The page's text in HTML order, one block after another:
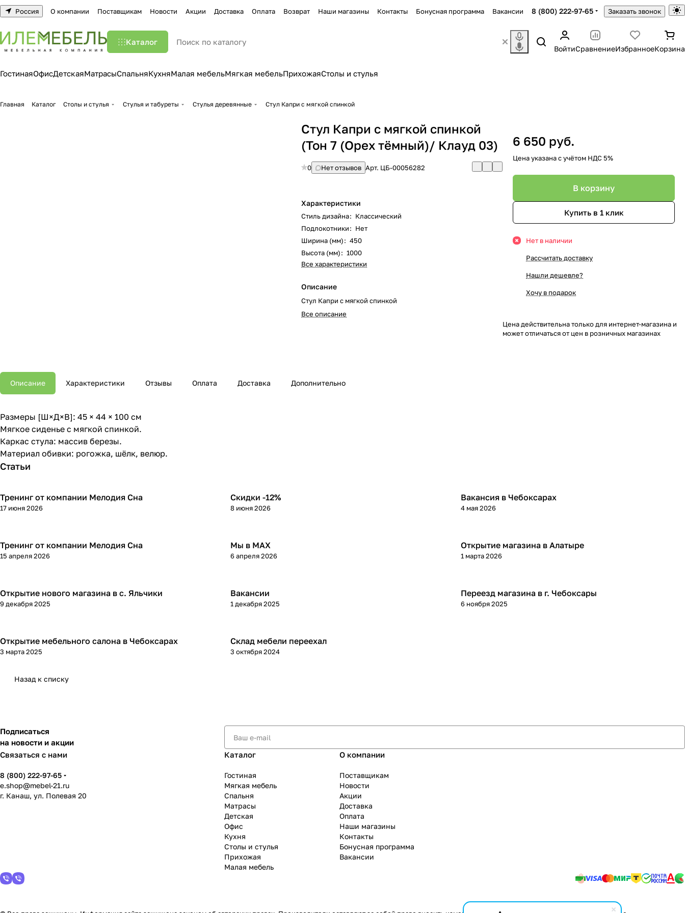
Россия О компании Поставщикам Новости Акции Доставка Оплата Возврат Наши магазины Контакты Бонусная программа Вакансии 8 (800) 222-97-65 Заказать звонок
Каталог
ВойтиСравнениеИзбранноеКорзина
ГостинаяОфисДетскаяМатрасыСпальняКухняМалая мебельМягкая мебельПрихожаяСтолы и стулья
Главная Каталог Столы и стулья Стулья и табуреты Стулья деревянные Стул Капри с мягкой спинкой
Стул Капри с мягкой спинкой
(Тон 7 (Орех тёмный)/ Клауд 03)
0 Нет отзывов Арт. ЦБ-00056282
Характеристики
Стиль дизайна: Классический
Подлокотники: Нет
Ширина (мм): 450
Высота (мм): 1000
Все характеристики
Описание
Стул Капри с мягкой спинкой
Все описание
6 650 руб.
Цена указана с учётом НДС 5%
В корзину
Купить в 1 клик
Нет в наличии
Рассчитать доставку
Нашли дешевле?
Хочу в подарок
Цена действительна только для интернет-магазина и
может отличаться от цен в розничных магазинах
Описание Характеристики Отзывы Оплата Доставка Дополнительно
Размеры [Ш×Д×В]: 45 × 44 × 100 см
Мягкое сиденье с мягкой спинкой.
Каркас стула: массив березы.
Материал обивки: рогожка, шёлк, велюр.
Статьи
Тренинг от компании Мелодия Сна
17 июня 2026
Скидки -12%
8 июня 2026
Вакансия в Чебоксарах
4 мая 2026
Тренинг от компании Мелодия Сна
15 апреля 2026
Мы в МАХ
6 апреля 2026
Открытие магазина в Алатыре
1 марта 2026
Открытие нового магазина в с. Яльчики
9 декабря 2025
Вакансии
1 декабря 2025
Переезд магазина в г. Чебоксары
6 ноября 2025
Открытие мебельного салона в Чебоксарах
3 марта 2025
Склад мебели переехал
3 октября 2024
Назад к списку
Подписаться
на новости и акции
Связаться с нами
8 (800) 222-97-65
e.shop@mebel-21.ru
г. Канаш, ул. Полевая 20
Каталог
Гостиная
Мягкая мебель
Спальня
Матрасы
Детская
Офис
Кухня
Столы и стулья
Прихожая
Малая мебель
О компании
Поставщикам
Новости
Акции
Доставка
Оплата
Наши магазины
Контакты
Бонусная программа
Вакансии